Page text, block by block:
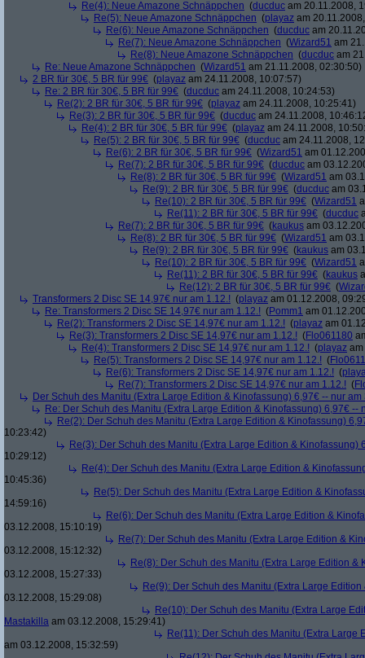
Re(4): Neue Amazone Schnäppchen (ducduc am 20.11.2008,
Re(5): Neue Amazone Schnäppchen (playaz am
Re(6): Neue Amazone Schnäppchen (ducduc am
Re(7): Neue Amazone Schnäppchen (Wizard51 am
Re(8): Neue Amazone Schnäppchen (ducduc am
Re: Neue Amazone Schnäppchen (Wizard51 am 21.11.2008, 02:30:50)
2 BR für 30€, 5 BR für 99€ (playaz am 24.11.2008, 10:07:57)
Re: 2 BR für 30€, 5 BR für 99€ (ducduc am 24.11.2008, 10:24:53)
Re(2): 2 BR für 30€, 5 BR für 99€ (playaz am 24.11.2008, 10:25:41)
Re(3): 2 BR für 30€, 5 BR für 99€ (ducduc am 24.11.2008,
Re(4): 2 BR für 30€, 5 BR für 99€ (playaz am 24.11.2008,
Re(5): 2 BR für 30€, 5 BR für 99€ (ducduc am 24.11.2008,
Re(6): 2 BR für 30€, 5 BR für 99€ (Wizard51 am
Re(7): 2 BR für 30€, 5 BR für 99€ (ducduc am
Re(8): 2 BR für 30€, 5 BR für 99€ (Wizard51 am
Re(9): 2 BR für 30€, 5 BR für 99€ (ducduc am
Re(10): 2 BR für 30€, 5 BR für 99€ (Wizard51
Re(11): 2 BR für 30€, 5 BR für 99€ (ducduc
Re(7): 2 BR für 30€, 5 BR für 99€ (kaukus am
Re(8): 2 BR für 30€, 5 BR für 99€ (Wizard51 am
Re(9): 2 BR für 30€, 5 BR für 99€ (kaukus am
Re(10): 2 BR für 30€, 5 BR für 99€ (Wizard51
Re(11): 2 BR für 30€, 5 BR für 99€ (kaukus
Re(12): 2 BR für 30€, 5 BR für 99€ (
Transformers 2 Disc SE 14,97€ nur am 1.12.! (playaz am 01.12.2008,
Re: Transformers 2 Disc SE 14,97€ nur am 1.12.! (Pomm1 am
Re(2): Transformers 2 Disc SE 14,97€ nur am 1.12.! (playaz am
Re(3): Transformers 2 Disc SE 14,97€ nur am 1.12.! (Flo061180
Re(4): Transformers 2 Disc SE 14,97€ nur am 1.12.! (playaz
Re(5): Transformers 2 Disc SE 14,97€ nur am 1.12.! (
Re(6): Transformers 2 Disc SE 14,97€ nur am 1.12.! (
Re(7): Transformers 2 Disc SE 14,97€ nur am 1.12.! (
Der Schuh des Manitu (Extra Large Edition & Kinofassung) 6,97€ -- nur am
Re: Der Schuh des Manitu (Extra Large Edition & Kinofassung) 6,97€ --
Re(2): Der Schuh des Manitu (Extra Large Edition & Kinofassung)
10:23:42)
Re(3): Der Schuh des Manitu (Extra Large Edition & Kinofassung)
10:29:12)
Re(4): Der Schuh des Manitu (Extra Large Edition &
10:45:36)
Re(5): Der Schuh des Manitu (Extra Large Edition &
14:59:16)
Re(6): Der Schuh des Manitu (Extra Large Edition &
03.12.2008, 15:10:19)
Re(7): Der Schuh des Manitu (Extra Large Edition &
03.12.2008, 15:12:32)
Re(8): Der Schuh des Manitu (Extra Large Edition &
03.12.2008, 15:27:33)
Re(9): Der Schuh des Manitu (Extra Large
03.12.2008, 15:29:08)
Re(10): Der Schuh des Manitu (Extra Large
Mastakilla am 03.12.2008, 15:29:41)
Re(11): Der Schuh des Manitu (Extra Large
am 03.12.2008, 15:32:59)